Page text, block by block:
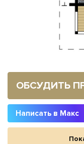
ОБСУДИТЬ
Написать в Макс